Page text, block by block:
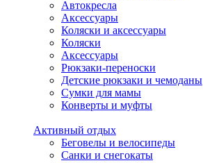
Автокресла
Аксессуары
Коляски и аксессуары
Коляски
Аксессуары
Рюкзаки-переноски
Детские рюкзаки и чемоданы
Сумки для мамы
Конверты и муфты
Активный отдых
Беговелы и велосипеды
Санки и снегокаты